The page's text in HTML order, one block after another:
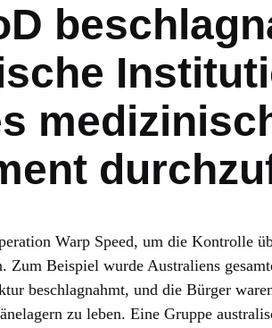
Warp Speed, um die Kontrolle
Zum Beispiel wurde Australiens
beschlagnahmt, und die Bürger
zu leben. Eine Gruppe